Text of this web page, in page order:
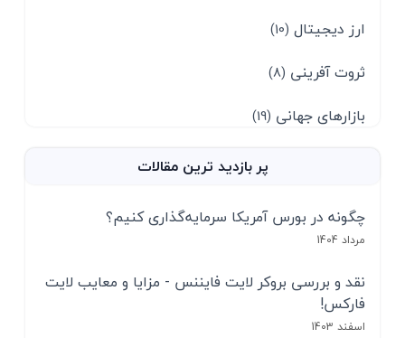
ارز دیجیتال (10)
ثروت آفرینی (8)
بازارهای جهانی (19)
پر بازدید ترین مقالات
چگونه در بورس آمریکا سرمایه‌گذاری کنیم؟
مرداد 1404
نقد و بررسی بروکر لایت فایننس - مزایا و معایب لایت
فارکس!
اسفند 1403